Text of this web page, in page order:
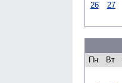
26
27
Пн
Вт